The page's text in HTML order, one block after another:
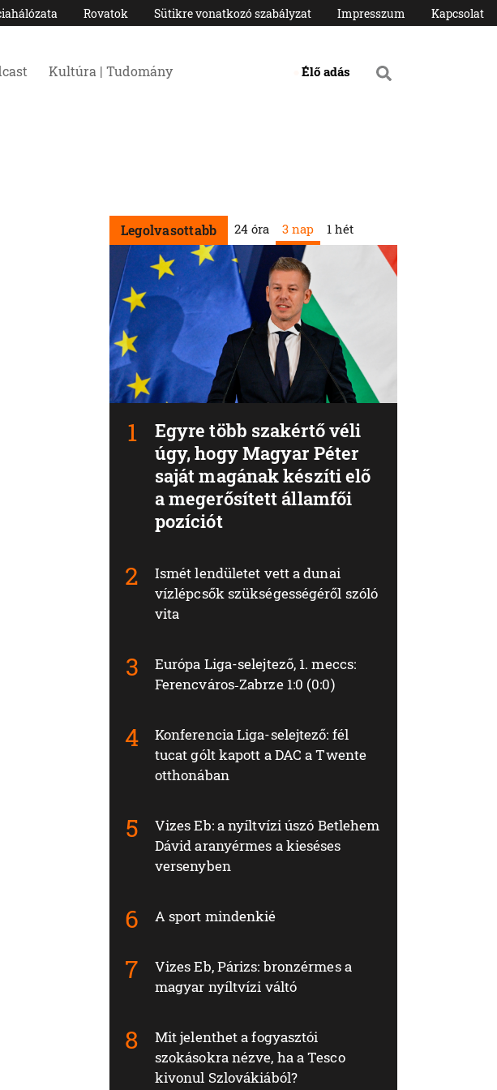
Rovatok Sütikre vonatkozó szabályzat Impresszum Kapcsolat
Kultúra | Tudomány Élő adás
Legolvasottabb 24 óra 3 nap
Egyre több szakértő véli
úgy, hogy Magyar Péter
saját magának készíti elő
a megerősített államfői
pozíciót
Ismét lendületet vett a dunai
vízlépcsők szükségességéről szóló
vita
Európa Liga-selejtező, 1. meccs:
Ferencváros‑Zabrze 1:0 (0:0)
Konferencia Liga-selejtező: fél
tucat gólt kapott a DAC a Twente
otthonában
Vizes Eb: a nyíltvízi úszó Betlehem
Dávid aranyérmes a kieséses
versenyben
A sport mindenkié
Vizes Eb, Párizs: bronzérmes a
magyar nyíltvízi váltó
Mit jelenthet a fogyasztói
szokásokra nézve, ha a Tesco
kivonul Szlovákiából?
1 hét